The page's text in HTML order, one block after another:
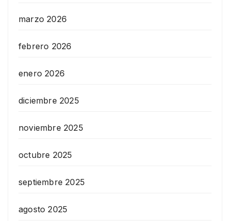
marzo 2026
febrero 2026
enero 2026
diciembre 2025
noviembre 2025
octubre 2025
septiembre 2025
agosto 2025